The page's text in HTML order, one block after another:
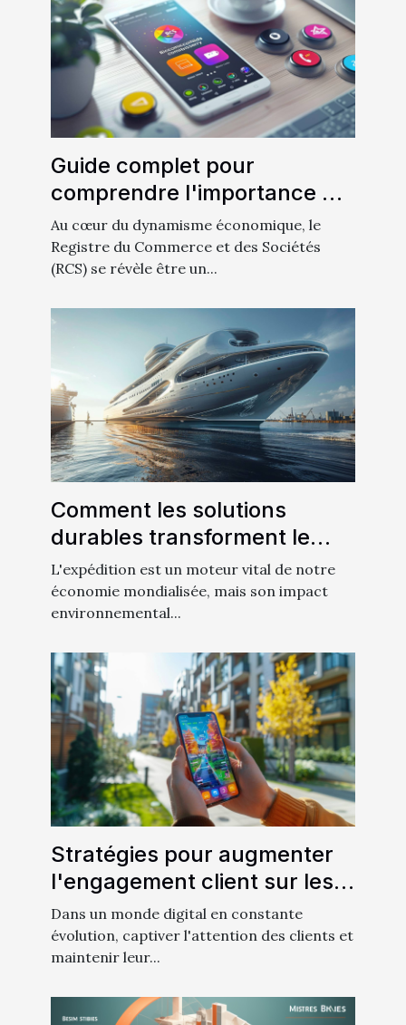
Guide complet pour
comprendre l'importance du
RCS dans le monde des
affaires
Au cœur du dynamisme économique, le
Registre du Commerce et des Sociétés
(RCS) se révèle être un...
Comment les solutions
durables transforment le
secteur de l'expédition
L'expédition est un moteur vital de notre
économie mondialisée, mais son impact
environnemental...
Stratégies pour augmenter
l'engagement client sur les
plateformes numériques
Dans un monde digital en constante
évolution, captiver l'attention des clients et
maintenir leur...